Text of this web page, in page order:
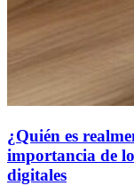
¿Quién es
importancia de
digitales